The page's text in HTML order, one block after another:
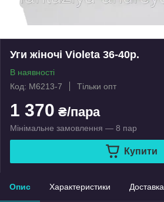
Уги жіночі Violeta 36-40р.
В наявності
Код: M6213-7
Тільки опт
1 370 ₴/пара
Мінімальне замовлення — 8 пар
Купити
Опис Характеристики Доставка